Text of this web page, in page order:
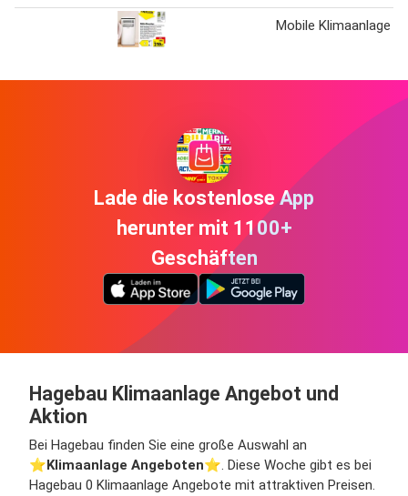
Mobile Klimaanlage
Lade die kostenlose App
herunter mit 1100+
Geschäften
Hagebau Klimaanlage Angebot und
Aktion
Bei Hagebau finden Sie eine große Auswahl an
⭐️Klimaanlage Angeboten⭐️. Diese Woche gibt es bei
Hagebau 0 Klimaanlage Angebote mit attraktiven Preisen.